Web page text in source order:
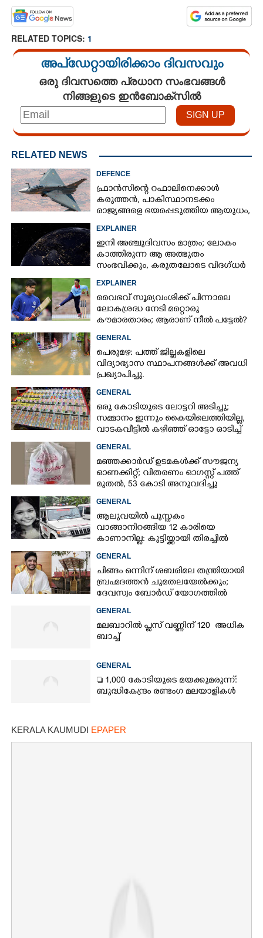
RELATED TOPICS: 1
അപ്ഡേറ്റായിരിക്കാം ദിവസവും
ഒരു ദിവസത്തെ പ്രധാന സംഭവങ്ങൾ
നിങ്ങളുടെ ഇൻബോക്സിൽ
RELATED NEWS
DEFENCE
ഫ്രാൻസിന്റെ റഫാലിനെക്കാൾ
കരുത്തൻ,​ പാകിസ്ഥാനടക്കം
രാജ്യങ്ങളെ ഭയപ്പെടുത്തിയ ആയുധം,​
EXPLAINER
ഇനി അഞ്ചുദിവസം മാത്രം; ലോകം
കാത്തിരുന്ന ആ അത്ഭുതം
സംഭവിക്കും, കരുതലോടെ വിദഗ്ധർ
EXPLAINER
വൈഭവ് സൂര്യവംശിക്ക് പിന്നാലെ
ലോകശ്രദ്ധ നേടി മറ്റൊരു
കൗമാരതാരം; ആരാണ് നീൽ പട്ടേൽ?
GENERAL
പെരുമഴ: പത്ത് ജില്ലകളിലെ
വിദ്യാഭ്യാസ സ്ഥാപനങ്ങൾക്ക് അവധി
പ്രഖ്യാപിച്ചു.
GENERAL
ഒരു കോടിയുടെ ലോട്ടറി അടിച്ചു;
സമ്മാനം ഇന്നും കൈയിലെത്തിയില്ല,
വാടകവീട്ടിൽ കഴിഞ്ഞ് ഓട്ടോ ഓടിച്ച്
GENERAL
മഞ്ഞക്കാർഡ് ഉടമകൾക്ക് സൗജന്യ
ഓണക്കിറ്റ്; വിതരണം ഓഗസ്റ്റ് പത്ത്
മുതൽ, 53 കോടി അനുവദിച്ചു
GENERAL
ആലുവയിൽ പുസ്തകം
വാങ്ങാനിറങ്ങിയ 12 കാരിയെ
കാണാനില്ല: കുട്ടിയ്ക്കായി തിരച്ചിൽ
GENERAL
ചിങ്ങം ഒന്നിന് ശബരിമല തന്ത്രിയായി
ബ്രഹ്മദത്തൻ ചുമതലയേൽക്കും;
ദേവസ്വം ബോർഡ് യോഗത്തിൽ
GENERAL
മലബാറിൽ പ്ലസ് വണ്ണിന് 120 അധിക
ബാച്ച്
GENERAL
 1,000 കോടിയുടെ മയക്കുമരുന്ന്:
ബുദ്ധികേന്ദ്രം രണ്ടംഗ മലയാളികൾ
KERALA KAUMUDI EPAPER
Share this link
Copy Link